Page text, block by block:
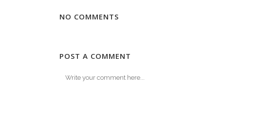
NO COMMENTS
POST A COMMENT